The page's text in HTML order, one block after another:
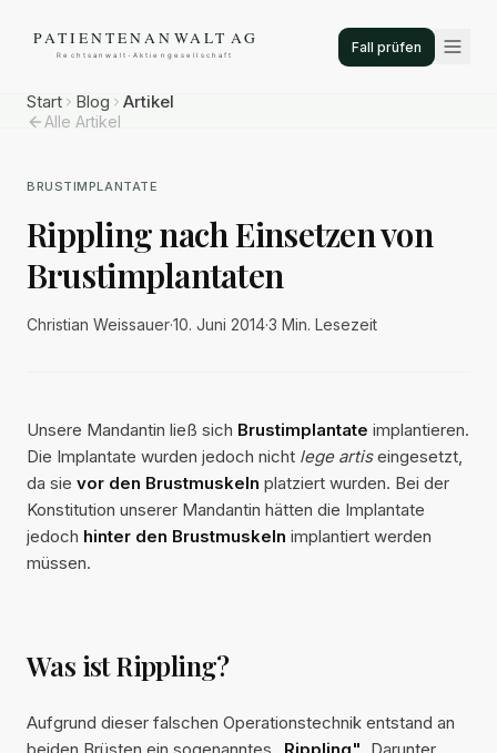
Fall prüfen
Start Blog Artikel
Alle Artikel
BRUSTIMPLANTATE
Rippling nach Einsetzen von
Brustimplantaten
Christian Weissauer·10. Juni 2014·3 Min. Lesezeit
Unsere Mandantin ließ sich Brustimplantate implantieren.
Die Implantate wurden jedoch nicht lege artiseingesetzt,
da sie vor den Brustmuskeln platziert wurden. Bei der
Konstitution unserer Mandantin hätten die Implantate
jedoch hinter den Brustmuskeln implantiert werden
müssen.
Was ist Rippling?
Aufgrund dieser falschen Operationstechnik entstand an